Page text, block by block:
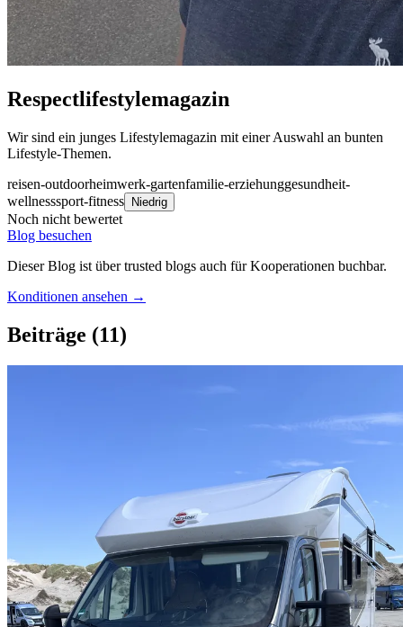
Respectlifestylemagazin
Wir sind ein junges Lifestylemagazin mit einer Auswahl an bunten
Lifestyle-Themen.
reisen-outdoorheimwerk-gartenfamilie-erziehunggesundheit-
wellnesssport-fitness Niedrig
Noch nicht bewertet
Blog besuchen
Dieser Blog ist über trusted blogs auch für Kooperationen buchbar.
Konditionen ansehen →
Beiträge (11)